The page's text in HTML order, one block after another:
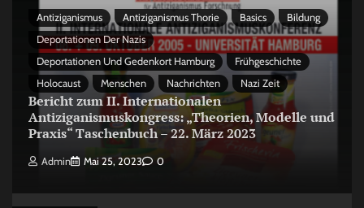
Antiziganismus Antiziganismus Thorie Basics
Bildung
Deportationen Der Nazis
Deportationen Und Gedenkort Hamburg
Frühgeschichte
Holocaust
Menschen Nachrichten Nazi Zeit
Bericht zum II. Internationalen
Antiziganismuskongress: „Theorien, Modelle und
Praxis“ Taschenbuch – 22. März 2023
Admin Mai 25, 2023 0